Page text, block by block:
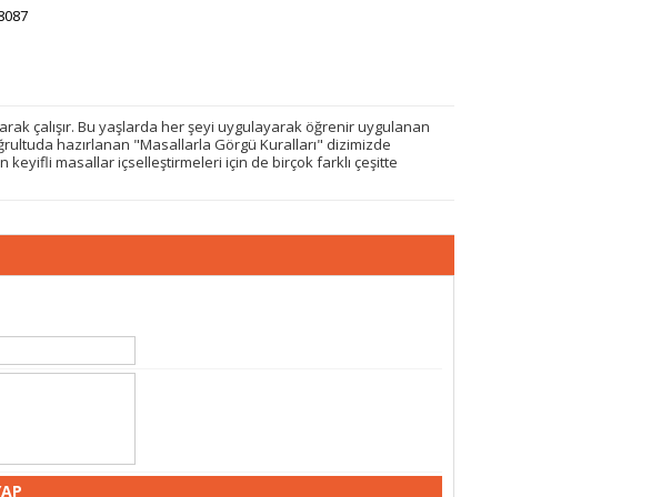
çalışır. Bu yaşlarda her şeyi uygulayarak öğrenir uygulanan
hazırlanan "Masallarla Görgü Kuralları" dizimizde
masallar içselleştirmeleri için de birçok farklı çeşitte